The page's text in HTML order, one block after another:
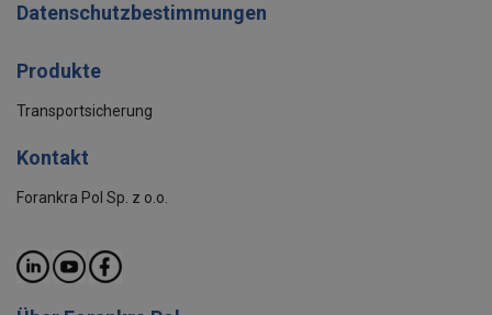
Datenschutzbestimmungen
Produkte
Transportsicherung
Kontakt
Forankra Pol Sp. z o.o.